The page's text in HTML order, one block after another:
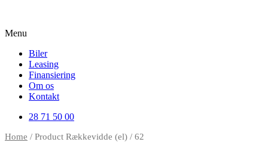
Menu
Biler
Leasing
Finansiering
Om os
Kontakt
28 71 50 00
Home / Product Rækkevidde (el) / 62